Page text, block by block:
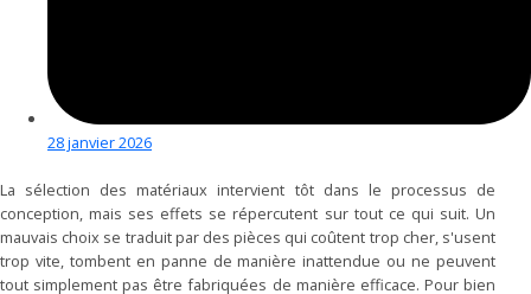
28 janvier 2026
La sélection des matériaux intervient tôt dans le processus de
conception, mais ses effets se répercutent sur tout ce qui suit. Un
mauvais choix se traduit par des pièces qui coûtent trop cher, s'usent
trop vite, tombent en panne de manière inattendue ou ne peuvent
tout simplement pas être fabriquées de manière efficace. Pour bien